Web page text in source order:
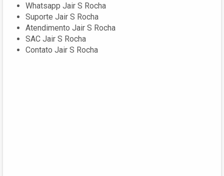
Whatsapp Jair S Rocha
Suporte Jair S Rocha
Atendimento Jair S Rocha
SAC Jair S Rocha
Contato Jair S Rocha